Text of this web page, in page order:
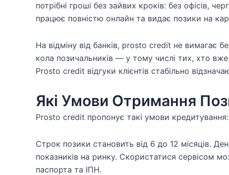
потрібні гроші без зайвих кроків: без офісів,
працює повністю онлайн та видає позики на
На відміну від банків, prosto credit не вимагає
кола позичальників — у тому числі тих, хто
Prosto credit відгуки клієнтів стабільно
Які Умови Отримання
Prosto credit пропонує такі умови кредитування:
Строк позики становить від 6 до 12 місяців.
показників на ринку. Скористатися сервісом
паспорта та ІПН.